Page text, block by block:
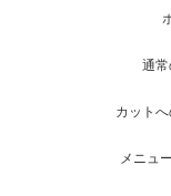
通
カット
メニュー